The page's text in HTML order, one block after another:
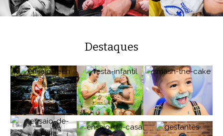
Destaques